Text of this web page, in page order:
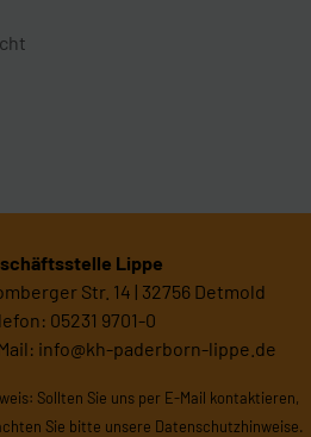
Lippe
Str. 14 | 32756 Detmold
05231 9701-0
info@kh-paderborn-lippe.de
Sollten Sie uns per E-Mail kontaktieren,
Sie bitte unsere Datenschutzhinweise.